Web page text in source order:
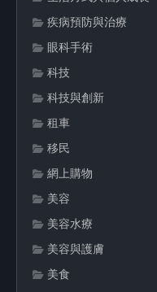
疾病預防與治療
眼科手術
科技
科技與創新
租車
移民
網上購物
美容
美容水療
美容與護膚
美食